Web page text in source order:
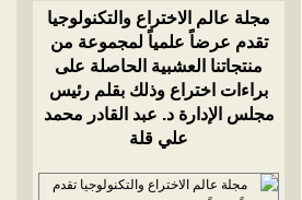
مجلة عالم الاختراع والتكنولوجيا
تقدم عرضاً علمياً لمجموعة من
منتجاتنا العشبية الحاصلة على
براءات اختراع وذلك بقلم رئيس
مجلس الإدارة د. عبد القادر محمد
علي قلة